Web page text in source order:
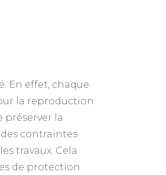
En effet, chaque
la reproduction
préserver la
contraintes
travaux. Cela
de protection